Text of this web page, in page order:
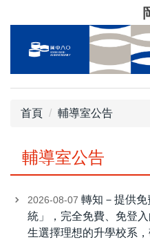
到
內
首頁 輔導室公告
輔導室公告
2026-08-07 轉知－提供
統」，完全免費、免登
生選擇理想的升學校系